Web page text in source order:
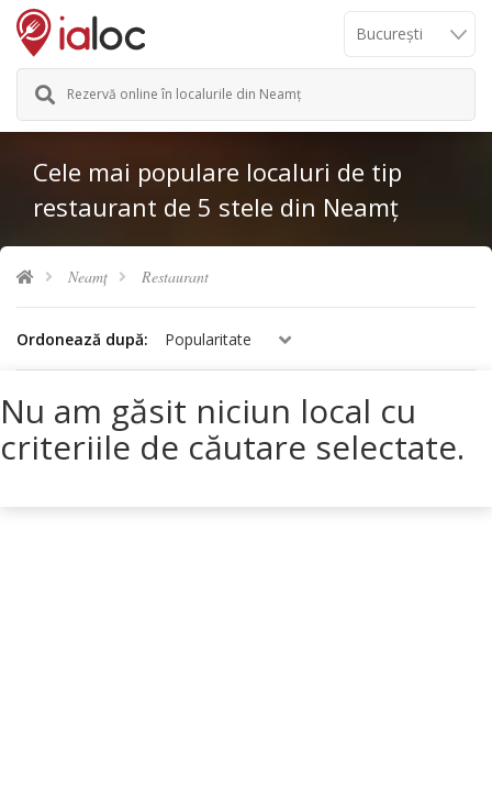
Rezervă online în localurile din Neamț
Cele mai populare localuri de tip
restaurant de 5 stele din Neamț
Neamț Restaurant
Ordonează după: Popularitate
Nu am găsit niciun local cu
criteriile de căutare selectate.